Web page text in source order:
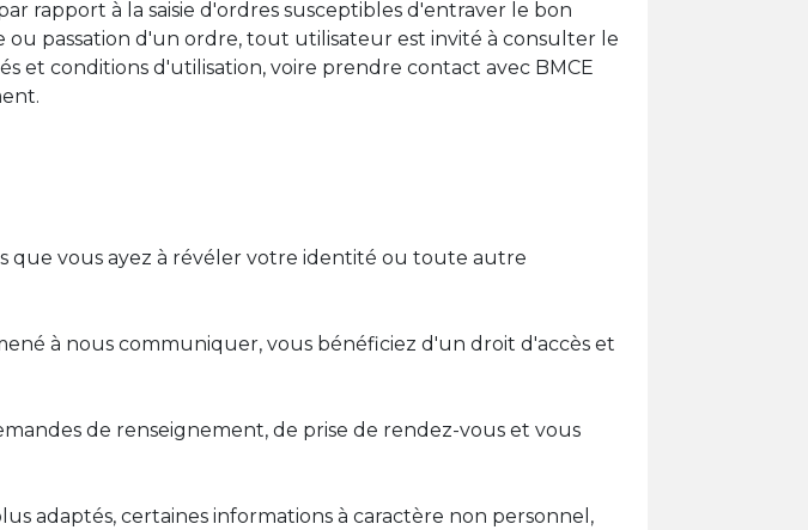
rapport à la saisie d'ordres susceptibles d'entraver le bon
passation d'un ordre, tout utilisateur est invité à consulter le
et conditions d'utilisation, voire prendre contact avec BMCE
que vous ayez à révéler votre identité ou toute autre
à nous communiquer, vous bénéficiez d'un droit d'accès et
de renseignement, de prise de rendez-vous et vous
adaptés, certaines informations à caractère non personnel,